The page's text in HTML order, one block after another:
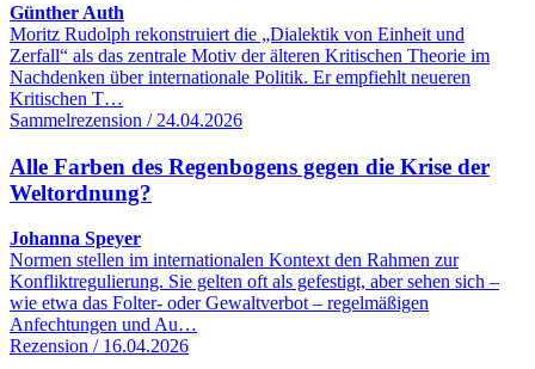
Günther Auth
Moritz Rudolph rekonstruiert die „Dialektik von Einheit und
Zerfall“ als das zentrale Motiv der älteren Kritischen Theorie im
Nachdenken über internationale Politik. Er empfiehlt neueren
Kritischen T…
Sammelrezension / 24.04.2026
Alle Farben des Regenbogens gegen die Krise der
Weltordnung?
Johanna Speyer
Normen stellen im internationalen Kontext den Rahmen zur
Konfliktregulierung. Sie gelten oft als gefestigt, aber sehen sich –
wie etwa das Folter- oder Gewaltverbot – regelmäßigen
Anfechtungen und Au…
Rezension / 16.04.2026